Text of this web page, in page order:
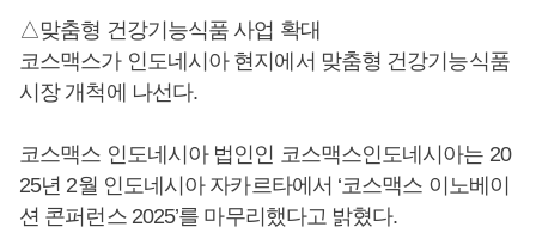
△맞춤형 건강기능식품 사업 확대
코스맥스가 인도네시아 현지에서 맞춤형 건강기능식품
시장 개척에 나선다.
코스맥스 인도네시아 법인인 코스맥스인도네시아는 20
25년 2월 인도네시아 자카르타에서 ‘코스맥스 이노베이
션 콘퍼런스 2025’를 마무리했다고 밝혔다.